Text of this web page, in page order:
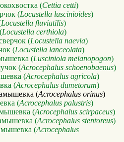
(Cettia cetti)
(Locustella luscinioides)
Locustella fluviatilis)
Locustella certhiola)
(Locustella naevia)
(Locustella lanceolata)
(Lusciniola melanopogon)
(Acrocephalus schoenobaenus)
(Acrocephalus agricola)
(Acrocephalus dumetorum)
(Acrocephalus orinus)
(Acrocephalus palustris)
(Acrocephalus scirpaceus)
(Acrocephalus stentoreus)
(Acrocephalus